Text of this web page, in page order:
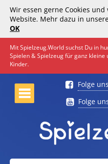
Wir essen gerne Cookies
Website. Mehr dazu in
OK
Mit Spielzeug.World suchst Du in
Spielen & Spielzeug für ganz kleine
Kinder.
Folge
Folge